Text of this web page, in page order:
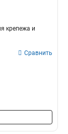
крепежа и
Сравнить